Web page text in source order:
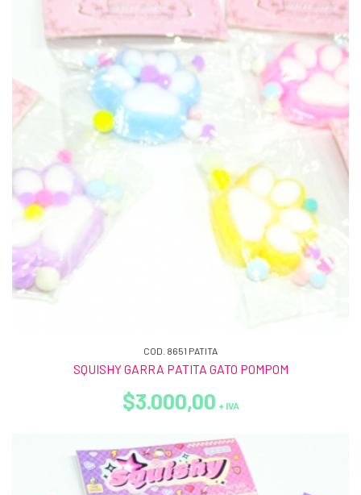
COD. 8651 PATITA
SQUISHY GARRA PATITA GATO POMPOM
$3.000,00 + IVA